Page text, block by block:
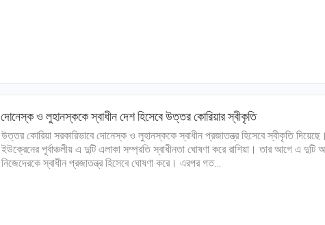
দোনেস্ক ও লুহানস্ককে স্বাধীন দেশ হিসেবে উত্তর কোরিয়ার স্বীকৃতি
উত্তর কোরিয়া সরকারিভাবে দোনেস্ক ও লুহানস্ককে স্বাধীন প্রজাতন্ত্র হিসেবে স্বীকৃতি
ইউক্রেনের পূর্বাঞ্চলীয় এ দুটি এলাকা সম্প্রতি স্বাধীনতা ঘোষণা করে রাশিয়া। তার আগে এ দুটি
নিজেদেরকে স্বাধীন প্রজাতন্ত্র হিসেবে ঘোষণা করে। এরপর গত…